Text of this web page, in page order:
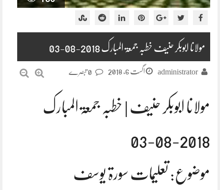
مولانا ابوبکر حنیف خطبہ جمعۃ المبارک 2018-08-03
administrator اگست 6, 2018
مولانا ابوبکر حنیف | خطبہ جمعۃ المبارک
2018-08-03
موضوع: تعلیمات سورۃ یوسف